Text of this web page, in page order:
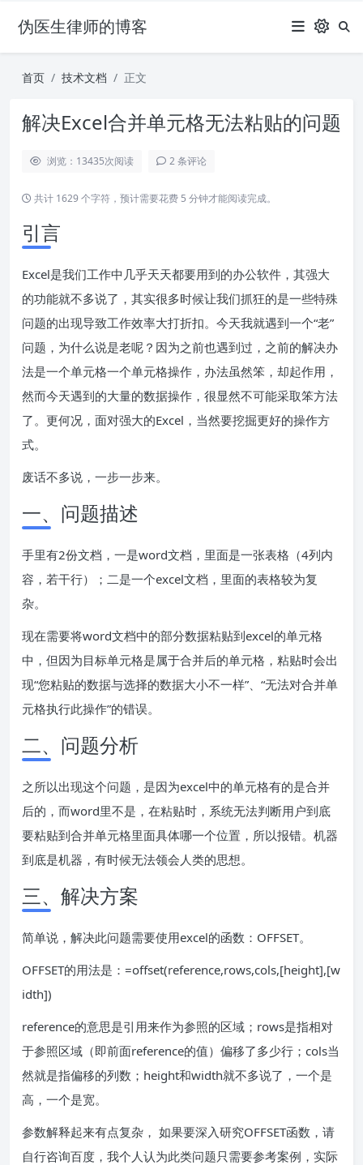
伪医生律师的博客
首页 技术文档 正文
解决Excel合并单元格无法粘贴的问题
浏览：13435次阅读 2 条评论
共计 1629 个字符，预计需要花费 5 分钟才能阅读完成。
引言
Excel是我们工作中几乎天天都要用到的办公软件，其强大
的功能就不多说了，其实很多时候让我们抓狂的是一些特殊
问题的出现导致工作效率大打折扣。今天我就遇到一个“老”
问题，为什么说是老呢？因为之前也遇到过，之前的解决办
法是一个单元格一个单元格操作，办法虽然笨，却起作用，
然而今天遇到的大量的数据操作，很显然不可能采取笨方法
了。更何况，面对强大的Excel，当然要挖掘更好的操作方
式。
废话不多说，一步一步来。
一、问题描述
手里有2份文档，一是word文档，里面是一张表格（4列内
容，若干行）；二是一个excel文档，里面的表格较为复
杂。
现在需要将word文档中的部分数据粘贴到excel的单元格
中，但因为目标单元格是属于合并后的单元格，粘贴时会出
现“您粘贴的数据与选择的数据大小不一样”、“无法对合并单
元格执行此操作”的错误。
二、问题分析
之所以出现这个问题，是因为excel中的单元格有的是合并
后的，而word里不是，在粘贴时，系统无法判断用户到底
要粘贴到合并单元格里面具体哪一个位置，所以报错。机器
到底是机器，有时候无法领会人类的思想。
三、解决方案
简单说，解决此问题需要使用excel的函数：OFFSET。
OFFSET的用法是：=offset(reference,rows,cols,[height],[w
idth])
reference的意思是引用来作为参照的区域；rows是指相对
于参照区域（即前面reference的值）偏移了多少行；cols当
然就是指偏移的列数；height和width就不多说了，一个是
高，一个是宽。
参数解释起来有点复杂， 如果要深入研究OFFSET函数，请
自行咨询百度，我个人认为此类问题只需要参考案例，实际